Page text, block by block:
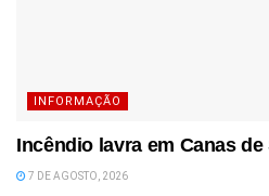
INFORMAÇÃO
Incêndio lavra em Canas
7 DE AGOSTO, 2026